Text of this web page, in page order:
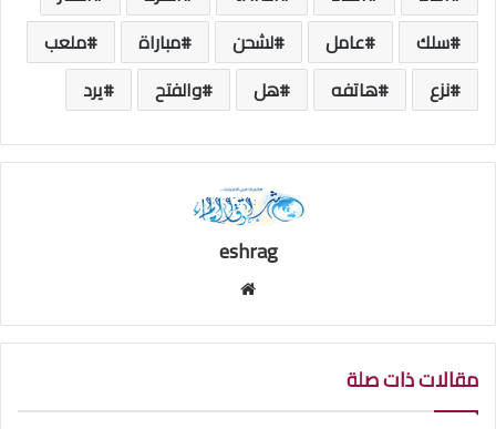
سلك
عامل لشحن مباراة
ملعب
نزع
هاتفه هل والفتح يرد
eshrag
مقالات ذات صلة